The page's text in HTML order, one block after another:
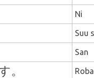
Ni
Suu
San
。